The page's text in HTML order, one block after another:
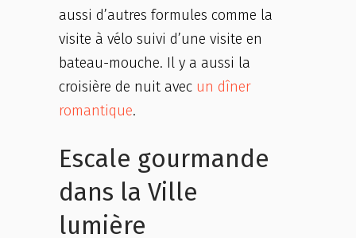
aussi d’autres formules comme la
visite à vélo suivi d’une visite en
bateau-mouche. Il y a aussi la
croisière de nuit avec un dîner
romantique.
Escale gourmande
dans la Ville
lumière